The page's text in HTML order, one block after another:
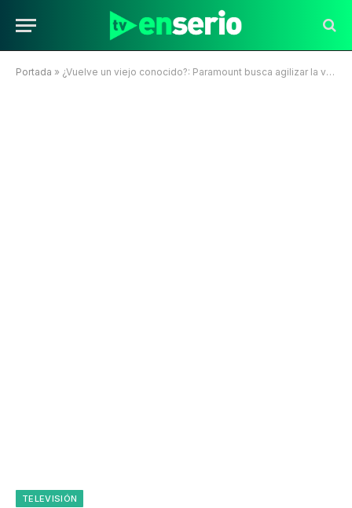
Portada » ¿Vuelve un viejo conocido?: Paramount busca agilizar la venta de Chilevisión con nuevo mandato
TELEVISIÓN